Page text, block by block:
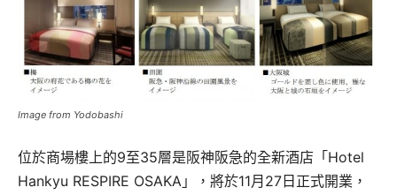
Image from Yodobashi
位於商場樓上的9至35層是阪神阪急的全新酒店「Hotel
Hankyu RESPIRE OSAKA」，將於11月27日正式開業，